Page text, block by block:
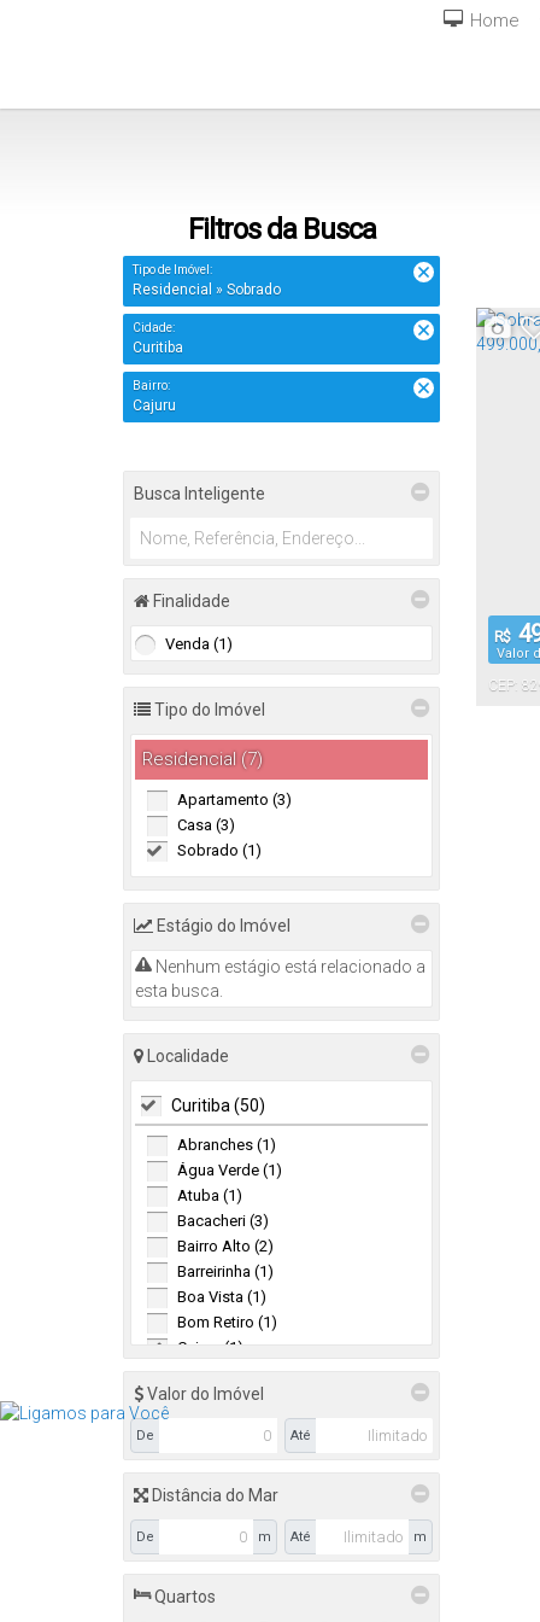
Home
Filtros da Busca
Tipo de Imóvel:
Residencial » Sobrado
Cidade:
Curitiba
Bairro:
Cajuru
Busca Inteligente
Finalidade
Venda (1)
Tipo do Imóvel
Residencial (7)
Apartamento (3)
Casa (3)
Sobrado (1)
Estágio do Imóvel
Nenhum estágio está relacionado a
esta busca.
Localidade
Curitiba (50)
Abranches (1)
Água Verde (1)
Atuba (1)
Bacacheri (3)
Bairro Alto (2)
Barreirinha (1)
Boa Vista (1)
Bom Retiro (1)
Cajuru (1)
Campo Comprido (1)
Capão da Imbuia (2)
Capão Raso (1)
Guabirotuba (1)
Guaíra (2)
Jardim das Américas (1)
Novo Mundo (2)
Pilarzinho (3)
Valor do Imóvel
De Até
Distância do Mar
De m Até m
Quartos
R$
Valor
CEP: